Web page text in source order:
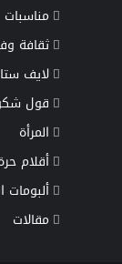
مناسبات
ثقافة
لايف
قول
المرأة
أقلام
ألبومات
مقالات